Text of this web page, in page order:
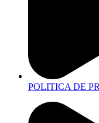
POLITICA DE